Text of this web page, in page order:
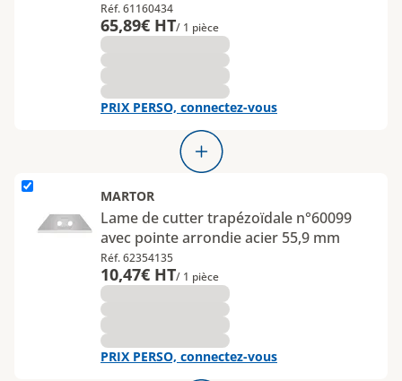
Réf. 61160434
65,89€ HT/ 1 pièce
PRIX PERSO, connectez-vous
L'élément Lame de cutter trapézoïdale n°60099 avec pointe
MARTOR
Lame de cutter trapézoïdale n°60099
avec pointe arrondie acier 55,9 mm
Réf. 62354135
10,47€ HT/ 1 pièce
PRIX PERSO, connectez-vous